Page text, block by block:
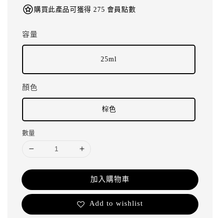
購買此產品可獲得 275 會員點數
容量
25ml
顏色
棕色
數量
加入購物車
Add to wishlist